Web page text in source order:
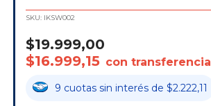
SKU: IKSW002
$19.999,00
$16.999,15 con transferencia
9 cuotas sin interés de $2.222,11